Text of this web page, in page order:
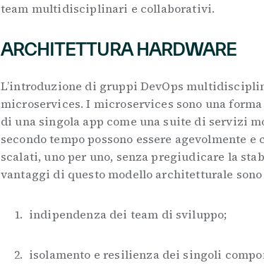
team multidisciplinari e collaborativi.
ARCHITETTURA HARDWARE
L’introduzione di gruppi DevOps
microservices. I microservices sono una
di una singola app come una suite di servizi
secondo tempo possono essere agevolmente
scalati, uno per uno, senza pregiudicare la
vantaggi di questo modello architetturale
indipendenza dei team di sviluppo;
isolamento e resilienza dei singoli